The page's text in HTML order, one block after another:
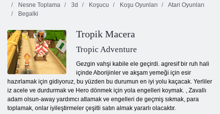
Nesne Toplama
3d Koşucu Koşu Oyunları
Atari Oyunları
Begalki
Tropik Macera
Tropic Adventure
Gezgin vahşi kabile ele geçirdi. agresif bir ruh hali
içinde Aborijinler ve akşam yemeği için esir
hazırlamak için gidiyoruz, bu yüzden bu durumun en iyi yolu kaçacak. Yerliler
iz acele ve durdurmak ve Hero dönmek için yola engelleri koymak. , Zavallı
adam olsun-away yardımcı atlamak ve engelleri de geçmiş sıkmak, para
toplamak, onlar iyileştirmeler çeşitli satın almak yararlı olacaktır.